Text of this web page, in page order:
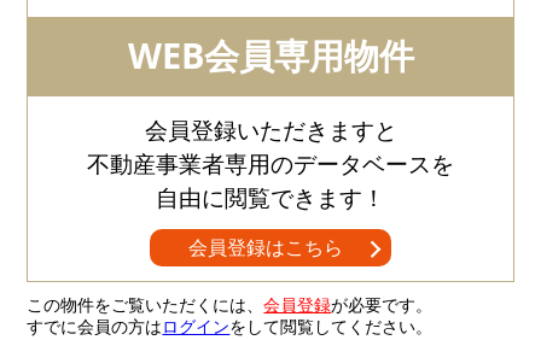
WEB会員専用物件
会員登録いただきますと
不動産事業者専用のデータベースを
自由に閲覧できます！
会員登録はこちら
この物件をご覧いただくには、会員登録が必要です。
すでに会員の方はログインをして閲覧してください。